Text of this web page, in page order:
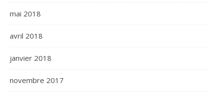
mai 2018
avril 2018
janvier 2018
novembre 2017